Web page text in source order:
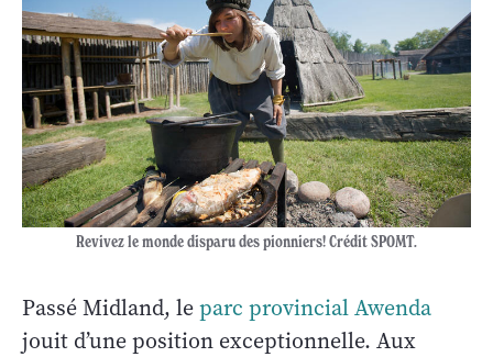
Revivez le monde disparu des pionniers! Crédit SPOMT.
Passé Midland, leparc provincial Awenda
jouit d’une position exceptionnelle. Aux